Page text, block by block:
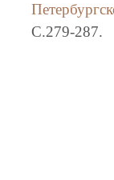
C.279-287.